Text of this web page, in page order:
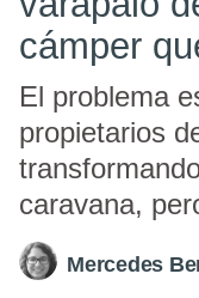
cámper
El problema
propietarios
caravana,
Mercedes